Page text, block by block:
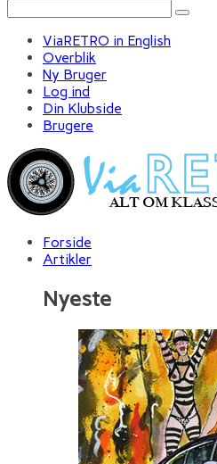
ViaRETRO in English
Overblik
Ny Bruger
Log ind
Din Klubside
Brugere
Forside
Artikler
Nyeste